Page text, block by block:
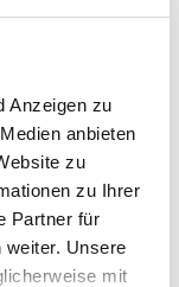
Anzeigen zu
anbieten
zu
zu Ihrer
Partner für
weiter. Unsere
mit
Lösung und
beheben.
Online-Shop